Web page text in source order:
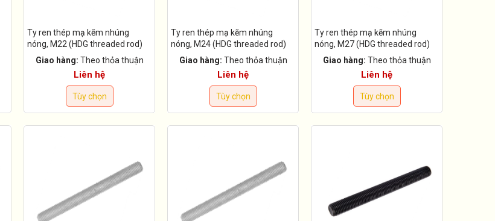
Ty ren thép mạ kẽm nhúng
nóng, M22 (HDG threaded rod)
Giao hàng: Theo thỏa thuận
Liên hệ
Tùy chọn
Ty ren thép mạ kẽm nhúng
nóng, M24 (HDG threaded rod)
Giao hàng: Theo thỏa thuận
Liên hệ
Tùy chọn
Ty ren thép mạ kẽm nhúng
nóng, M27 (HDG threaded rod)
Giao hàng: Theo thỏa thuận
Liên hệ
Tùy chọn